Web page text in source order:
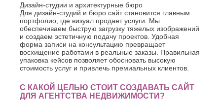
Дизайн-студии и архитектурные бюро
Для дизайн-студий и бюро сайт становится главным
портфолио, где визуал продает услуги. Мы
обеспечиваем быструю загрузку тяжелых изображений
и создаем эстетичную подачу проектов. Удобная
форма записи на консультацию превращает
восхищение работами в реальные заказы. Правильная
упаковка кейсов позволяет обосновать высокую
стоимость услуг и привлечь премиальных клиентов.
С КАКОЙ ЦЕЛЬЮ СТОИТ СОЗДАВАТЬ САЙТ
ДЛЯ АГЕНТСТВА НЕДВИЖИМОСТИ?